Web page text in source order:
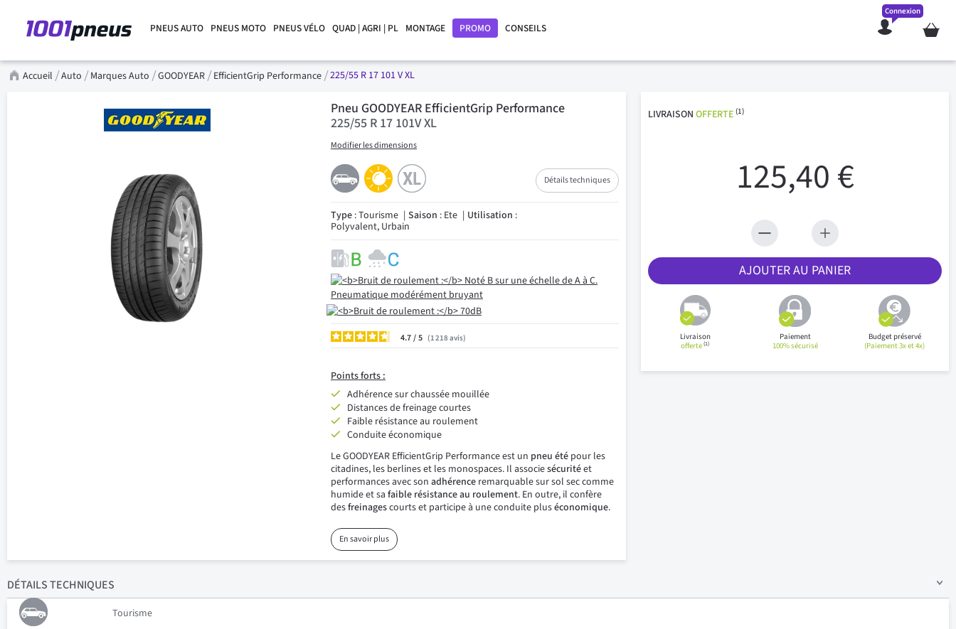
PNEUS AUTO PNEUS MOTO PNEUS VÉLO QUAD | AGRI | PL MONTAGE PROMO CONSEILS Mon
Connexion
Accueil Auto Marques Auto GOODYEAR EfficientGrip Performance 225/55 R 17 101 V XL
Pneu GOODYEAR EfficientGrip Performance
225/55 R 17 101V XL
Modifier les dimensions
Détails techniques
Type: Tourisme Saison : Ete Utilisation :
Polyvalent, Urbain
4.7/ 1 218 avis
Pointsforts :
Adhérence sur chaussée mouillée
Distances de freinage courtes
Faible résistance au roulement
Conduite économique
Le GOODYEAR EfficientGrip Performance est un pneu étépour les
citadines, les berlines et les monospaces. Il associesécuritéet
performances avec son adhérenceremarquable sur sol sec comme
humide et sa faible résistance au roulement. En outre, il confère
desfreinagescourts et participe à une conduite pluséconomique.
En savoir plus
LIVRAISONOFFERTE (1)
125,40 €
AJOUTER AU PANIER
Livraison
offerte(1)
Paiement
100% sécurisé
Budget préservé
(Paiement 3x et 4x)
DÉTAILSTECHNIQUES
Tourisme